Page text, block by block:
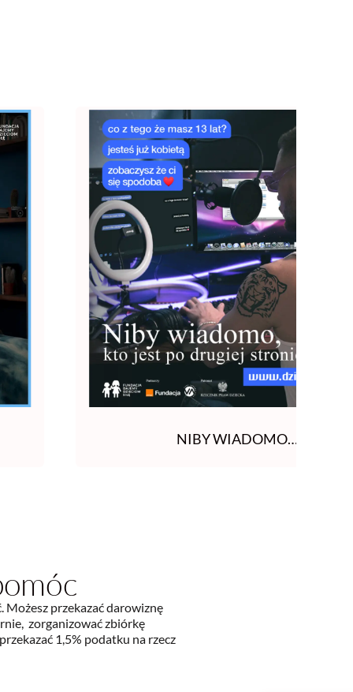
NIBY WIADOMO…
Możesz przekazać darowiznę
zorganizować zbiórkę
1,5% podatku na rzecz